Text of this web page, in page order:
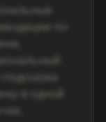
по
подсказки
в одной